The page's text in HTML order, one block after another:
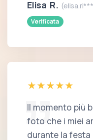
Elisa R.
Verificata
Il momento più
foto che i miei
durante la festa